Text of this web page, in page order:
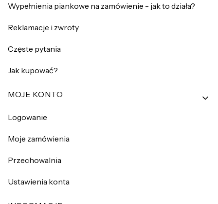
Wypełnienia piankowe na zamówienie - jak to działa?
Reklamacje i zwroty
Częste pytania
Jak kupować?
MOJE KONTO
Logowanie
Moje zamówienia
Przechowalnia
Ustawienia konta